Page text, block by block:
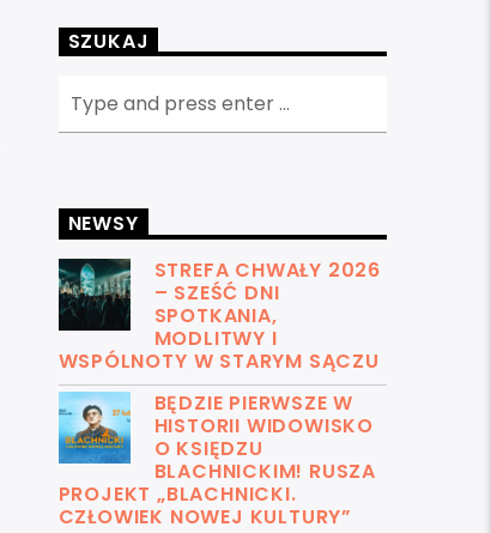
SZUKAJ
NEWSY
STREFA CHWAŁY 2026
– SZEŚĆ DNI
SPOTKANIA,
MODLITWY I
WSPÓLNOTY W STARYM SĄCZU
BĘDZIE PIERWSZE W
HISTORII WIDOWISKO
O KSIĘDZU
BLACHNICKIM! RUSZA
PROJEKT „BLACHNICKI.
CZŁOWIEK NOWEJ KULTURY”